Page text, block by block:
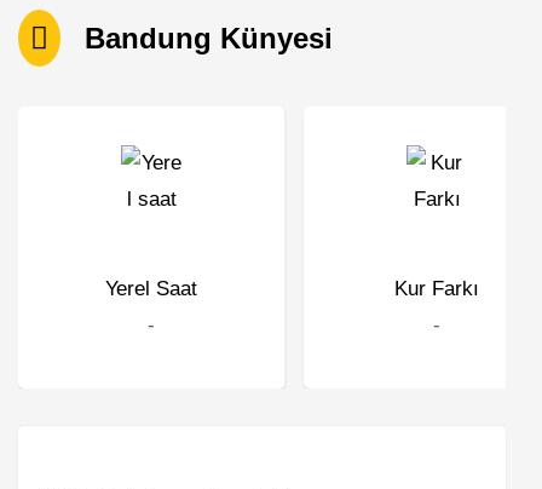
Bandung Künyesi
Yerel Saat
-
Kur Farkı
-